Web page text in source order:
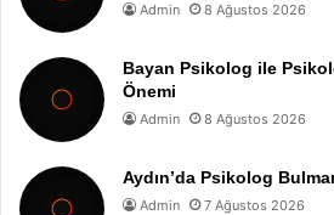
Admin 8 Ağustos 2026
Bayan Psikolog ile
Önemi
Admin 8 Ağustos 2026
Aydın’da Psikolog
Admin 7 Ağustos 2026